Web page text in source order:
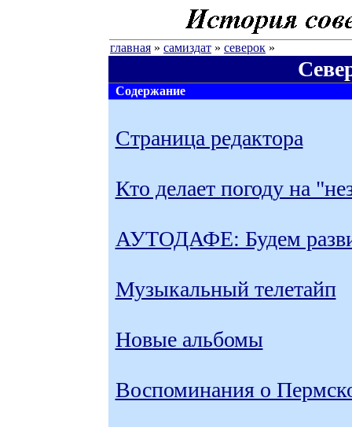
главная » самиздат » северок »
Содержание
Страница редактора
Кто делает погоду на
АУТОДАФЕ: Будем
Музыкальный телетайп
Новые альбомы
Воспоминания о